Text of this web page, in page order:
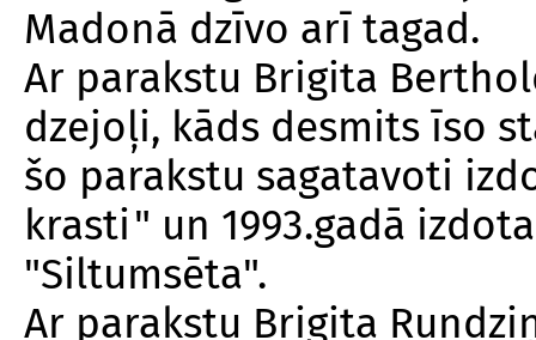
Madonā dzīvo arī tagad.
Ar parakstu Brigita
dzejoļi, kāds desmits īso
šo parakstu sagatavoti
krasti" un 1993.gadā
"Siltumsēta".
Ar parakstu Brigita